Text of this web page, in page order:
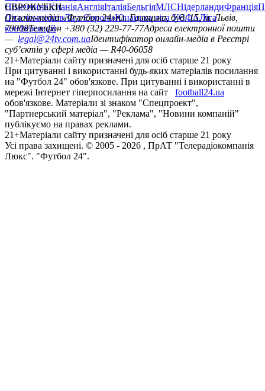
НімеччинаІспаніяАнгліяІталіяБельгіяМЛСНідерландиФранція
ЄВРОКУБКИ
Ліга чемпіонівЛіга ЄвропиЮнацька ліга УЄФАЛіга
конференцій
Онлайн-медіа «Футбол 24»пл. Галицька, буд. 15, м. Львів,
79008Телефон +380 (32) 229-77-77Адреса електронної пошти
— legal@24tv.com.uaІдентифікатор онлайн-медіа в Реєстрі
суб’єктів у сфері медіа — R40-06058
21+Матеріали сайту призначені для осіб старше 21 року
При цитуванні і використанні будь-яких матеріалів посилання
на "Футбол 24" обов'язкове. При цитуванні і використанні в
мережі Інтернет гіперпосилання на сайт
football24.ua
обов'язкове. Матеріали зі знаком "Спецпроект",
"Партнерський матеріал", "Реклама", "Новини компаній"
публікуємо на правах реклами.
21+Матеріали сайту призначені для осіб старше 21 року
Усi права захищенi. © 2005 - 2026 , ПрАТ "Телерадіокомпанія
Люкс". "Футбол 24".